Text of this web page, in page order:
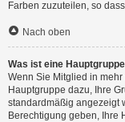
Farben zuzuteilen, so
Nach oben
Was ist eine
Wenn Sie Mitglied in
Hauptgruppe dazu, Ihre
standardmäßig angezeigt
Berechtigung geben, Ihre